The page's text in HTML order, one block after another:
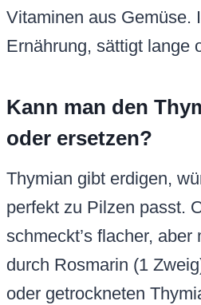
Vitaminen aus Gemüse.
Ernährung, sättigt lange
Kann man den
oder ersetzen?
Thymian gibt erdigen,
perfekt zu Pilzen passt.
schmeckt’s flacher,
durch Rosmarin (1
oder getrockneten